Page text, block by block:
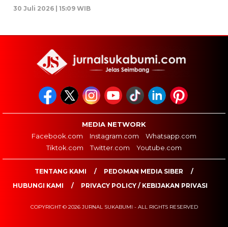
30 Juli 2026 | 15:09 WIB
MEDIA NETWORK
Facebook.com
Instagram.com
Whatsapp.com
Tiktok.com
Twitter.com Youtube.com
TENTANG KAMI
PEDOMAN MEDIA SIBER
HUBUNGI KAMI
PRIVACY POLICY / KEBIJAKAN PRIVASI
COPYRIGHT © 2026 JURNAL SUKABUMI - ALL RIGHTS RESERVED